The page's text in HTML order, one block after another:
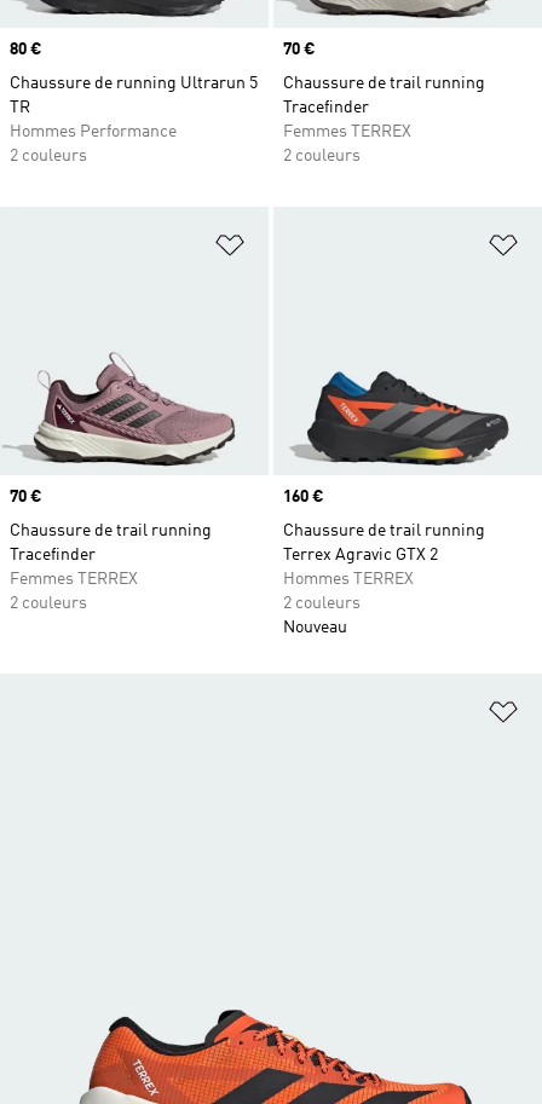
Prix
80 €
Chaussure de running Ultrarun 5
TR
Hommes Performance
2 couleurs
Prix
70 €
Chaussure de trail running
Tracefinder
Femmes TERREX
2 couleurs
Ajouter à la Liste de produits
Prix
70 €
Chaussure de trail running
Tracefinder
Femmes TERREX
2 couleurs
Prix
160 €
Chaussure de trail running
Terrex Agravic GTX 2
Hommes TERREX
2 couleurs
Nouveau